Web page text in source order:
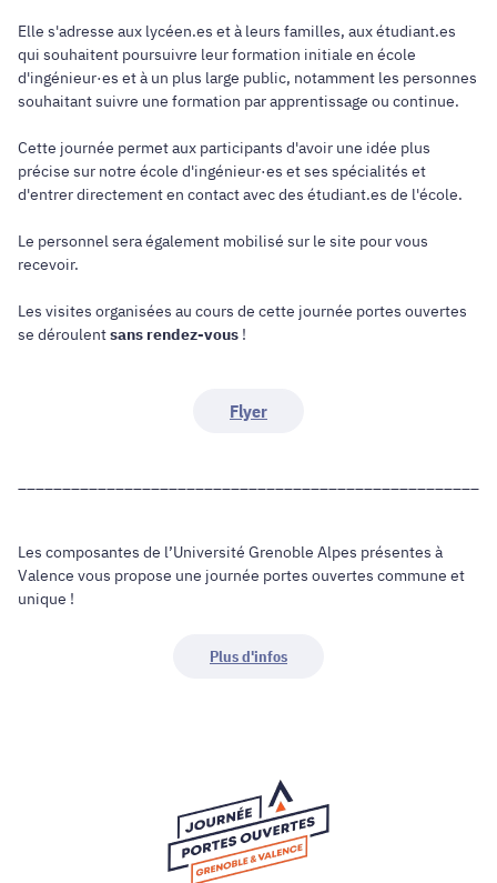
Elle s'adresse aux lycéen.es et à leurs familles, aux étudiant.es
qui souhaitent poursuivre leur formation initiale en école
d'ingénieur·es et à un plus large public, notamment les personnes
souhaitant suivre une formation par apprentissage ou continue.
Cette journée permet aux participants d'avoir une idée plus
précise sur notre école d'ingénieur·es et ses spécialités et
d'entrer directement en contact avec des étudiant.es de l'école.
Le personnel sera également mobilisé sur le site pour vous
recevoir.
Les visites organisées au cours de cette journée portes ouvertes
se déroulentsans rendez-vous !
Flyer
Les composantes de l’Université Grenoble Alpes présentes à
Valence vous propose une journée portes ouvertes commune et
unique !
Plus d'infos